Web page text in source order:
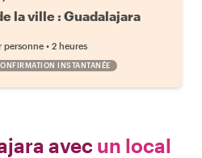
la ville : Guadalajara
personne • 2 heures
INSTANTANÉE
avec un local